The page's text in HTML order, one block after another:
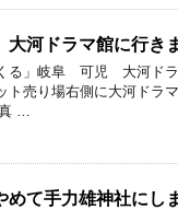
河ドラマ館に行き
る」岐阜 可児 大河ド
ト売り場右側に大河ドラ
…
めて手力雄神社にし